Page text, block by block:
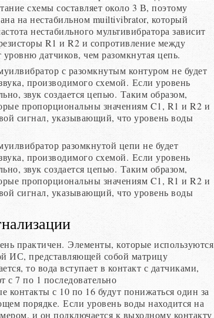
схемы составляет около 3 В, поэтому
на нестабильном muiltivibrator, который
нестабильного мультивибратора зависит
R1 и R2 и сопротивление между
датчиков, чем разомкнутая цепь.
с разомкнутым контуром не будет
производимого схемой. Если уровень
звук создается цепью. Таким образом,
пропорциональны значениям C1, R1 и R2 и
сигнал, указывающий, что уровень воды
разомкнутой цепи не будет
производимого схемой. Если уровень
звук создается цепью. Таким образом,
пропорциональны значениям C1, R1 и R2 и
сигнал, указывающий, что уровень воды
практичен. Элементы, которые используются
ИС, представляющей собой матрицу
то вода вступает в контакт с датчиками,
с 7 по 1 последовательно
контакты с 10 по 16 будут понижаться один за
порядке. Если уровень воды находится на
и он подключается к выходному контакту